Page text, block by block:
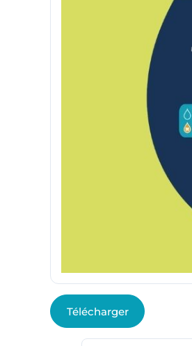
Télécharger